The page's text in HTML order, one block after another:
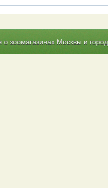
зоомагазинах Москвы и